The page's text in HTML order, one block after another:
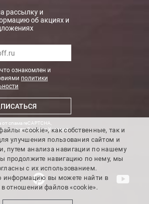
7000 руб. стоимость доставки
ваши заказы сервисом компании
7000 руб. БЕСПЛАТНО.
7000 руб. стоимость доставки до ТК 750 руб.
ТК до Вашего пункта назначения Вы
и доставке
рассылку и
об акциях и
ознакомлен и
политики
спама reCAPTCHA,
GoogleиУсловия
«cookie», как собственные, так и
улучшения пользования сайтом и
путем анализа навигации по нашему
продолжите навигацию по нему, мы
с их использованием.
информацию вы можете найти в
в отношении файлов «cookie».